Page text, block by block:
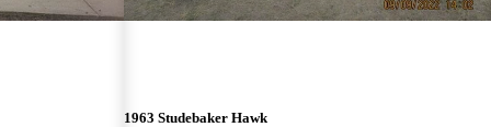
1963 Studebaker Hawk